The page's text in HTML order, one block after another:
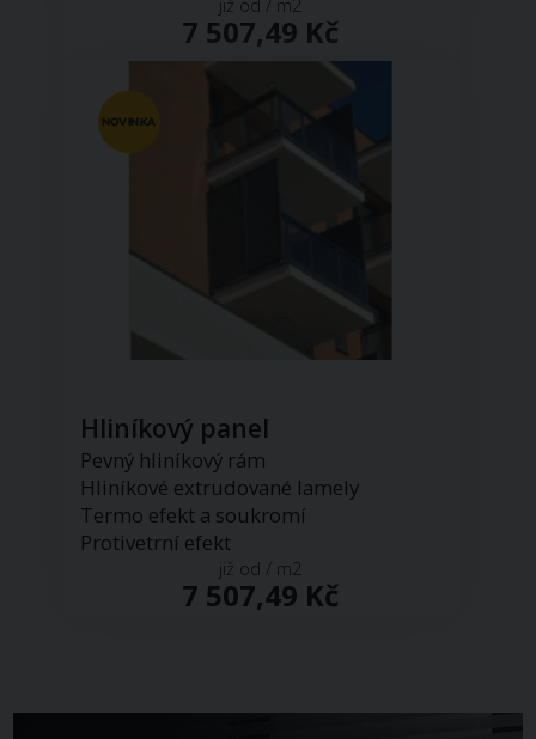
již od / m2
7 507,49 Kč
Hliníkový panel
Pevný hliníkový rám
Hliníkové extrudované lamely
Termo efekt a soukromí
Protivetrní efekt
již od / m2
7 507,49 Kč